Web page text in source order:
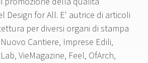
Design for All. E' autrice di articoli
per diversi organi di stampa
Cantiere, Imprese Edili,
VieMagazine, Feel, OfArch,